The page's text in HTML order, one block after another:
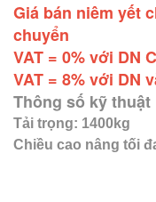
Giá bán niêm yết
chuyển
VAT = 0% với DN
VAT = 8% với DN
Thông số kỹ thuật
Tải trọng: 1400kg
Chiều cao nâng tối